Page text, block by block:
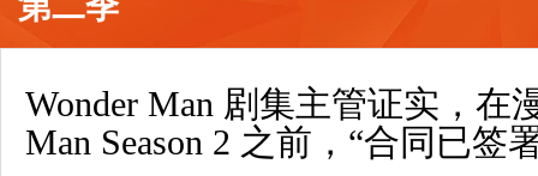
Wonder Man 剧集主管证实，在
Man Season 2 之前，“合同已签